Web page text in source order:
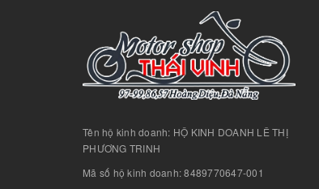
Tên hộ kinh doanh: HỘ KINH DOANH LÊ THỊ
PHƯƠNG TRINH
Mã số hộ kinh doanh: 8489770647-001